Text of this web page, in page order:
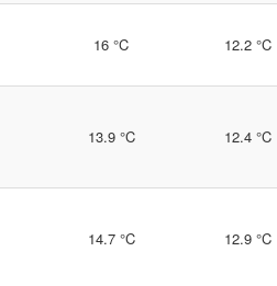
16 °C 12.2 °C
13.9 °C 12.4 °C
14.7 °C 12.9 °C